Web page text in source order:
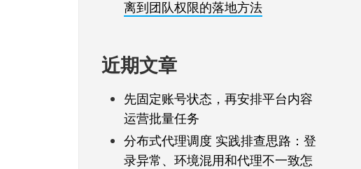
离到团队权限的落地方法
近期文章
先固定账号状态，再安排平台内容
运营批量任务
分布式代理调度 实践排查思路：登
录异常、环境混用和代理不一致怎